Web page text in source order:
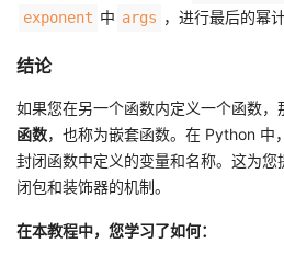
exponent 中 args ，进行最后的幂
结论
如果您在另一个函数内定义一个函数，
函数，也称为嵌套函数。在 Python 中
封闭函数中定义的变量和名称。这为您
闭包和装饰器的机制。
在本教程中，您学习了如何：